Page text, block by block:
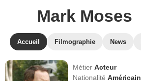
Mark Moses
Accueil Filmographie News
MétierActeur
NationalitéAméricain